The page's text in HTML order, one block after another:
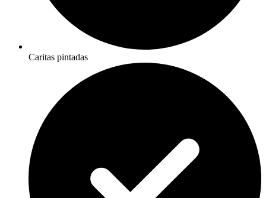
Caritas pintadas